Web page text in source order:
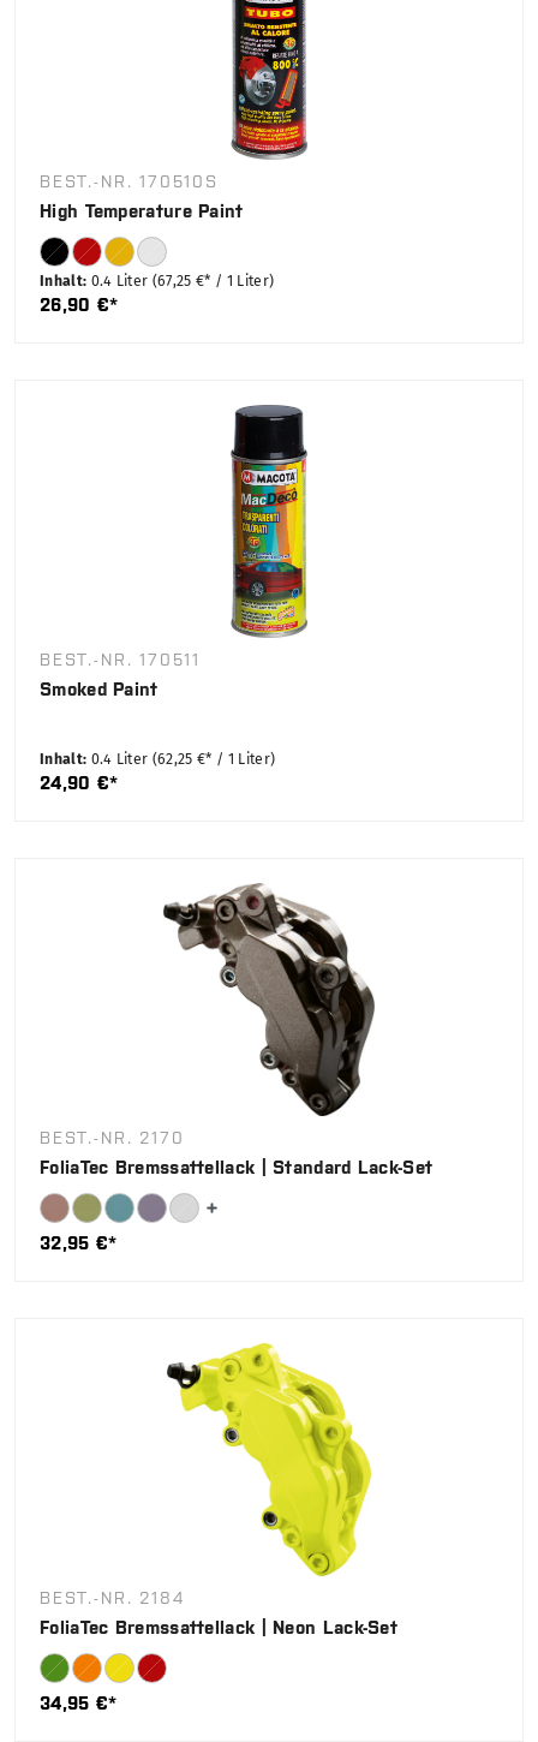
BEST.-NR. 170510S
High Temperature Paint
Inhalt: 0.4 Liter (67,25 €* / 1 Liter)
26,90 €*
BEST.-NR. 170511
Smoked Paint
Inhalt: 0.4 Liter (62,25 €* / 1 Liter)
24,90 €*
BEST.-NR. 2170
FoliaTec Bremssattellack | Standard Lack-Set
32,95 €*
BEST.-NR. 2184
FoliaTec Bremssattellack | Neon Lack-Set
34,95 €*